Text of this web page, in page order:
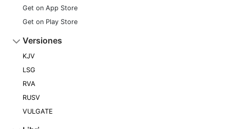
Get on App Store
Get on Play Store
Versiones
KJV
LSG
RVA
RUSV
VULGATE